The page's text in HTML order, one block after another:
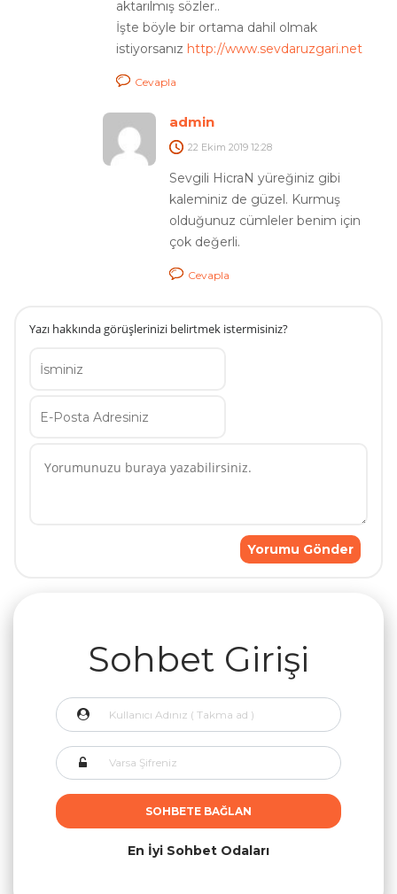
aktarılmış sözler..
İşte böyle bir ortama dahil olmak
istiyorsanız http://www.sevdaruzgari.net
Cevapla
admin
22 Ekim 2019 12:28
Sevgili HicraN yüreğiniz gibi
kaleminiz de güzel. Kurmuş
olduğunuz cümleler benim için
çok değerli.
Cevapla
Yazı hakkında görüşlerinizi belirtmek istermisiniz?
Sohbet Girişi
SOHBETE BAĞLAN
En İyi Sohbet Odaları